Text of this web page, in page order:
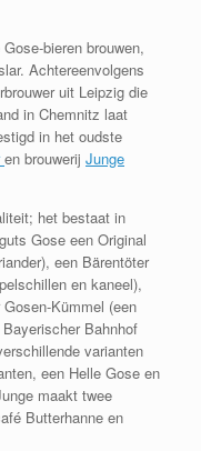
bieren brouwen,
Achtereenvolgens
uit Leipzig die
in Chemnitz laat
in het oudste
en brouwerij Junge
het bestaat in
Gose een Original
een Bärentöter
en kaneel),
Kümmel (een
Bahnhof
varianten
een Helle Gose en
maakt twee
Butterhanne en